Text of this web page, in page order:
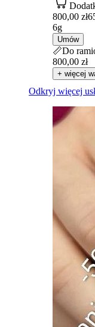
800,00 zł
6g
Umów
📏Do
800,00 zł
+ więcej
Odkryj więcej